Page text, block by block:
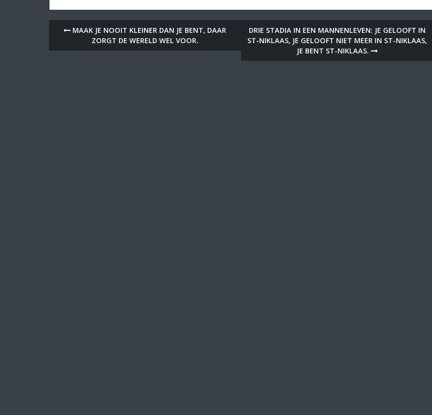
MAAK JE NOOIT KLEINER DAN JE BENT, DAAR
ZORGT DE WERELD WEL VOOR.
DRIE STADIA IN EEN MANNENLEVEN: JE GELOOFT IN
ST-NIKLAAS, JE GELOOFT NIET MEER IN ST-NIKLAAS,
JE BENT ST-NIKLAAS.